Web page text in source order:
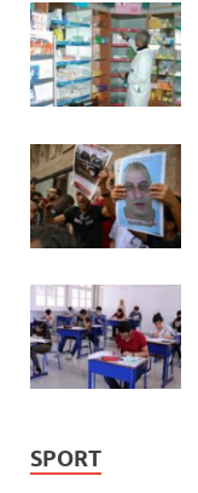
SPORT